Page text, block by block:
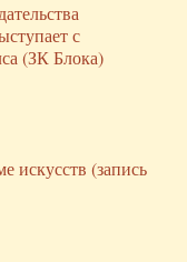
с
(ЗК Блока)
искусств (запись